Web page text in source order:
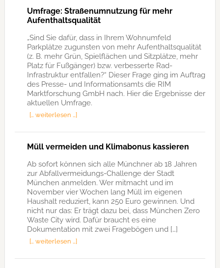
Umfrage: Straßenumnutzung für mehr
Aufenthaltsqualität
„Sind Sie dafür, dass in Ihrem Wohnumfeld
Parkplätze zugunsten von mehr Aufenthaltsqualität
(z. B. mehr Grün, Spielflächen und Sitzplätze, mehr
Platz für Fußgänger) bzw. verbesserte Rad-
Infrastruktur entfallen?“ Dieser Frage ging im Auftrag
des Presse- und Informationsamts die RIM
Marktforschung GmbH nach. Hier die Ergebnisse der
aktuellen Umfrage.
[… weiterlesen …]
Müll vermeiden und Klimabonus kassieren
Ab sofort können sich alle Münchner ab 18 Jahren
zur Abfallvermeidungs-Challenge der Stadt
München anmelden. Wer mitmacht und im
November vier Wochen lang Müll im eigenen
Haushalt reduziert, kann 250 Euro gewinnen. Und
nicht nur das: Er trägt dazu bei, dass München Zero
Waste City wird. Dafür braucht es eine
Dokumentation mit zwei Fragebögen und […]
[… weiterlesen …]